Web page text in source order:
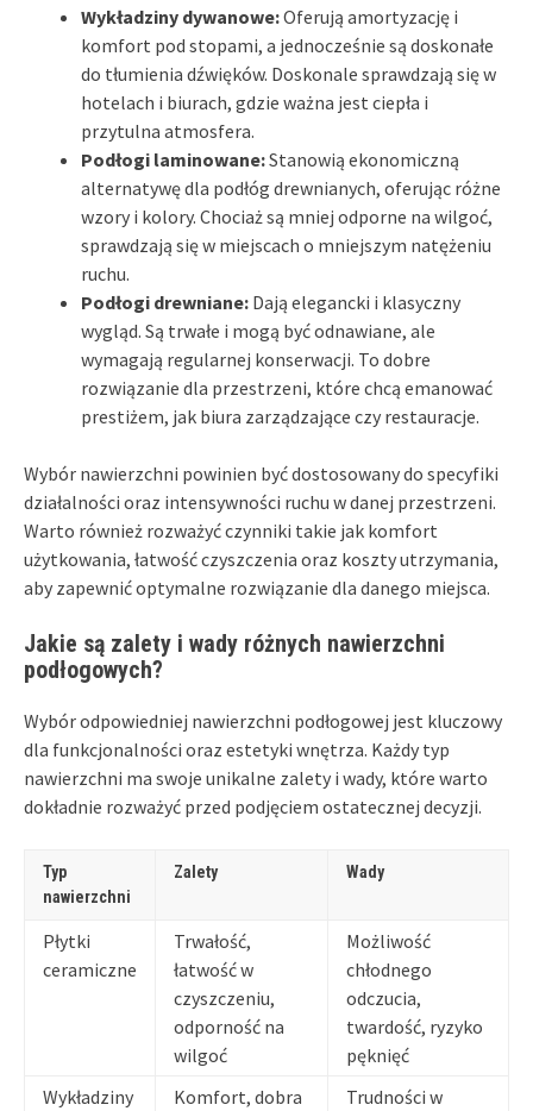
Wykładziny dywanowe:Oferują amortyzację i
komfort pod stopami, a jednocześnie są doskonałe
do tłumienia dźwięków. Doskonale sprawdzają się w
hotelach i biurach, gdzie ważna jest ciepła i
przytulna atmosfera.
Podłogi laminowane:Stanowią ekonomiczną
alternatywę dla podłóg drewnianych, oferując różne
wzory i kolory. Chociaż są mniej odporne na wilgoć,
sprawdzają się w miejscach o mniejszym natężeniu
ruchu.
Podłogi drewniane: Dają elegancki i klasyczny
wygląd. Są trwałe i mogą być odnawiane, ale
wymagają regularnej konserwacji. To dobre
rozwiązanie dla przestrzeni, które chcą emanować
prestiżem, jak biura zarządzające czy restauracje.
Wybór nawierzchni powinien być dostosowany do specyfiki
działalności oraz intensywności ruchu w danej przestrzeni.
Warto również rozważyć czynniki takie jak komfort
użytkowania, łatwość czyszczenia oraz koszty utrzymania,
aby zapewnić optymalne rozwiązanie dla danego miejsca.
Jakie są zalety i wady różnych nawierzchni
podłogowych?
Wybór odpowiedniej nawierzchni podłogowej jest kluczowy
dla funkcjonalności oraz estetyki wnętrza. Każdy typ
nawierzchni ma swoje unikalne zalety i wady, które warto
dokładnie rozważyć przed podjęciem ostatecznej decyzji.
Typ
nawierzchni
Zalety Wady
Płytki
ceramiczne
Trwałość,
łatwość w
czyszczeniu,
odporność na
wilgoć
Możliwość
chłodnego
odczucia,
twardość, ryzyko
pęknięć
Wykładziny
Komfort, dobra
Trudności w